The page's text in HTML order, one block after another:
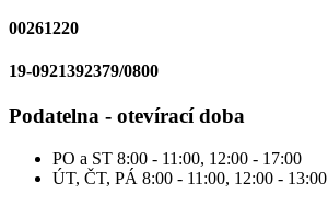
00261220
19-0921392379/0800
Podatelna - otevírací doba
PO a ST 8:00 - 11:00, 12:00 - 17:00
ÚT, ČT, PÁ 8:00 - 11:00, 12:00 - 13:00